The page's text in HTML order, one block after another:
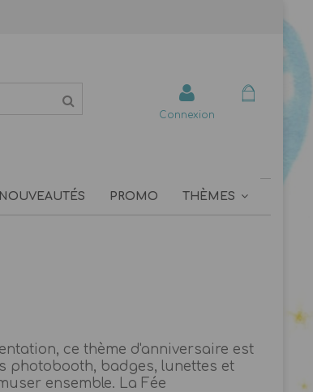
Connexion
NOUVEAUTÉS PROMO THÈMES
ce thème d'anniversaire est
photobooth, badges, lunettes et
ensemble. La Fée